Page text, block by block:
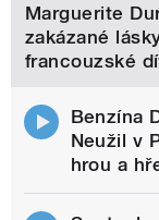
Marguerite
zakázané
francouzské
Benzína
Neužil v
hrou a